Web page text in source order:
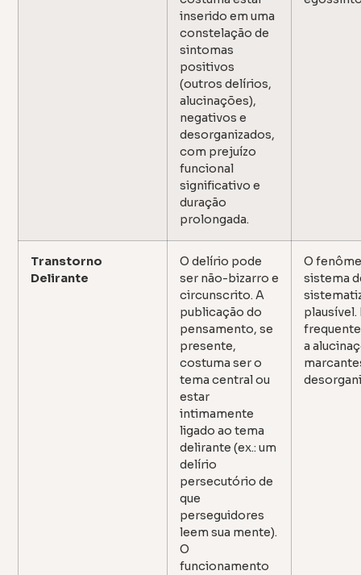
inserido em uma
constelação de
sintomas
positivos
(outros delírios,
alucinações),
negativos e
desorganizados,
com prejuízo
funcional
significativo e
duração
prolongada.
Transtorno
Delirante
O delírio pode
ser não-bizarro e
circunscrito. A
publicação do
pensamento, se
presente,
costuma ser o
tema central ou
estar
intimamente
ligado ao tema
delirante (ex.: um
delírio
persecutório de
que
perseguidores
leem sua mente).
O
funcionamento
O
sistema
a